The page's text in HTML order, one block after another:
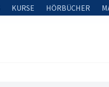
KURSE HÖRBÜCHER